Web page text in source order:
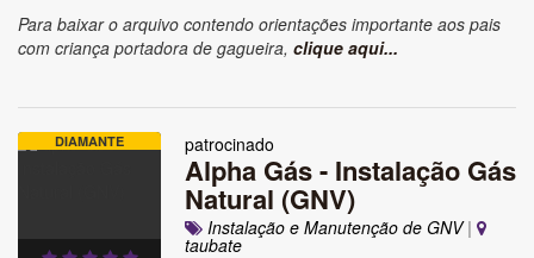
Para baixar o arquivo contendo orientações importante aos pais
com criança portadora de gagueira, clique aqui...
DIAMANTE patrocinado
Alpha Gás - Instalação Gás
Natural (GNV)
Instalação e Manutenção de GNV|
taubate